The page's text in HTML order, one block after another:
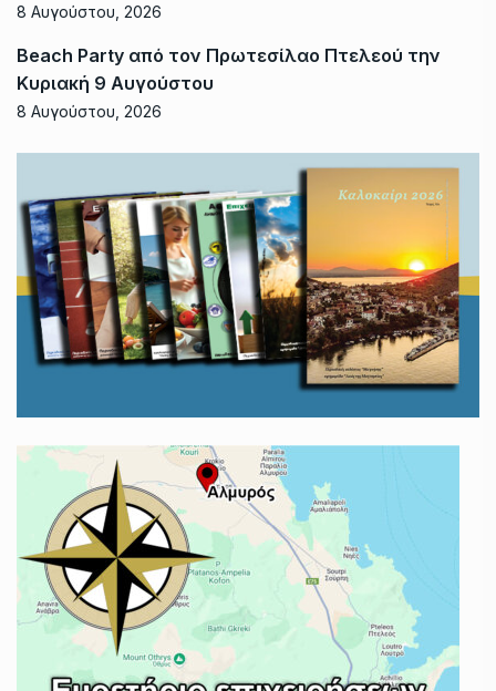
8 Αυγούστου, 2026
Beach Party από τον Πρωτεσίλαο Πτελεού την
Κυριακή 9 Αυγούστου
8 Αυγούστου, 2026